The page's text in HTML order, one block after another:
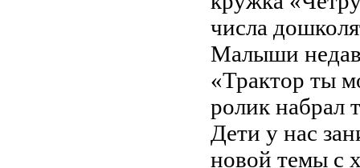
числа
Малыши
«Трактор ты
ролик набрал
Дети у нас
новой темы с